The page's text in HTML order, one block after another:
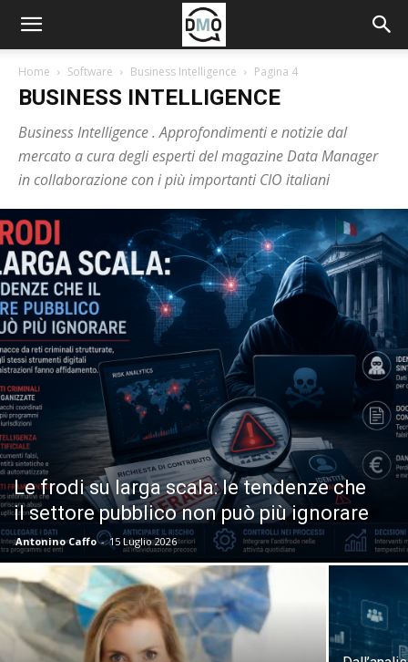
Home Software Business Intelligence Pagina 4
BUSINESS INTELLIGENCE
Business Intelligence . Approfondimenti e notizie dal
mercato a cura degli esperti del magazine Data Manager
in collaborazione con i più importanti CIO italiani
Le frodi su larga scala: le tendenze che
il settore pubblico non può più ignorare
Antonino Caffo - 15 Luglio 2026